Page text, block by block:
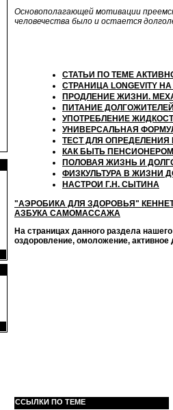
Основополагающей мотивации
человечества было и остается
СТАТЬИ ПО ТЕМЕ
СТРАНИЦА LONGEVITY НА
ПРОДЛЕНИЕ ЖИЗНИ.
ПИТАНИЕ
УПОТРЕБЛЕНИЕ
УНИВЕРСАЛЬНАЯ
ТЕСТ ДЛЯ
КАК БЫТЬ ПЕНСИОНЕРОМ
ПОЛОВАЯ ЖИЗНЬ И
ФИЗКУЛЬТУРА В ЖИЗНИ
НАСТРОИ Г.Н. СЫТИНА
"АЭРОБИКА ДЛЯ ЗДОРОВЬЯ"
АЗБУКА САМОМАССАЖА
На страницах данного раздела
оздоровление, омоложение, активное
ССЫЛКИ ПО ТЕМЕ